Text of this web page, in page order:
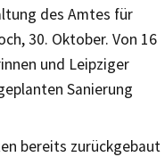
des Amtes für
30. Oktober. Von 16
und Leipziger
Sanierung
bereits zurückgebaut